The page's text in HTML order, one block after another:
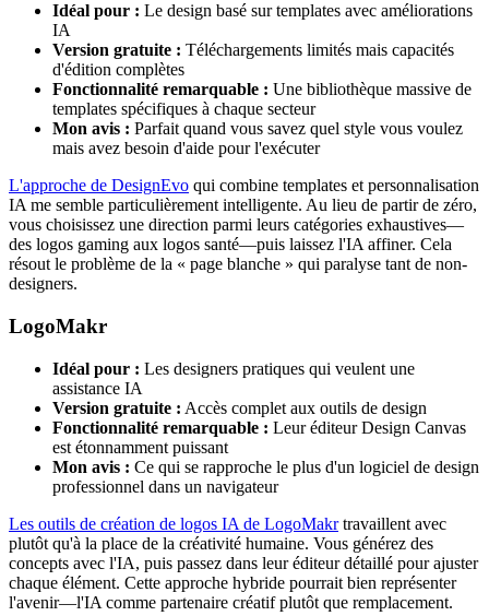
Idéal pour : Le design basé sur templates avec améliorations
IA
Version gratuite : Téléchargements limités mais capacités
d'édition complètes
Fonctionnalité remarquable : Une bibliothèque massive de
templates spécifiques à chaque secteur
Mon avis : Parfait quand vous savez quel style vous voulez
mais avez besoin d'aide pour l'exécuter
L'approche de DesignEvo qui combine templates et personnalisation
IA me semble particulièrement intelligente. Au lieu de partir de zéro,
vous choisissez une direction parmi leurs catégories exhaustives—
des logos gaming aux logos santé—puis laissez l'IA affiner. Cela
résout le problème de la « page blanche » qui paralyse tant de non-
designers.
LogoMakr
Idéal pour : Les designers pratiques qui veulent une
assistance IA
Version gratuite : Accès complet aux outils de design
Fonctionnalité remarquable : Leur éditeur Design Canvas
est étonnamment puissant
Mon avis : Ce qui se rapproche le plus d'un logiciel de design
professionnel dans un navigateur
Les outils de création de logos IA de LogoMakrtravaillent avec
plutôt qu'à la place de la créativité humaine. Vous générez des
concepts avec l'IA, puis passez dans leur éditeur détaillé pour ajuster
chaque élément. Cette approche hybride pourrait bien représenter
l'avenir—l'IA comme partenaire créatif plutôt que remplacement.